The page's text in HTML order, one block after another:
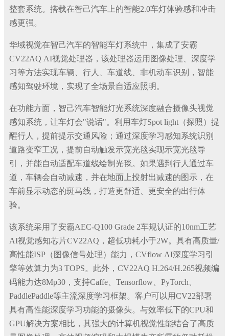
整套系统。搭载在智己汽车上的智能2.0车灯体验感和冲击
感更强。
华域视觉在智己汽车的智能车灯系统中，集成了安霸
CV22AQ AI视觉处理器，该处理器运用图像处理、深度学
习等方法实现车辆、行人、车道线、非机动车识别，智能
感知驾驶环境，实现了全场景自适应照明。
在功能方面，智己汽车智能灯光系统深度融合摄像头视觉
感知系统，让车灯会"说话"。利用车灯Spot light（探照）提
醒行人，提前提示交通风险；通过深度学习感知系统识别
道路变窄工况，提前自动触发示宽光毯实现示宽光毯导
引，并能自动适配车道线绘制光毯。如果遇到行人通过车
道，车辆会自动减速，并在地面上投射出减速的图示，在
车前显示动态的斑马线，打造更舒适、更安全的出行体
验。
该系统采用了安霸AEC-Q100 Grade 2车规认证的10nm工艺
AI视觉感知芯片CV22AQ，超低功耗小于2W。具有高质量/
高性能ISP（图像信号处理）能力，CVflow AI深度学习引
擎等效算力为3 TOPS。此外，CV22AQ H.264/H.265视频编
码能力达8Mp30，支持Caffe、Tensorflow、PyTorch、
PaddlePaddle等主流深度学习框架。客户可以用CV22部署
具有高性能深度学习功能的摄像头。与效率低下的CPU和
GPU解决方案相比，其强大的计算机视觉性能结合了高质